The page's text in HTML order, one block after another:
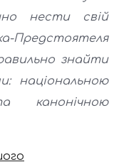
нести свій
Предстоятеля
знайти
національною
канонічною